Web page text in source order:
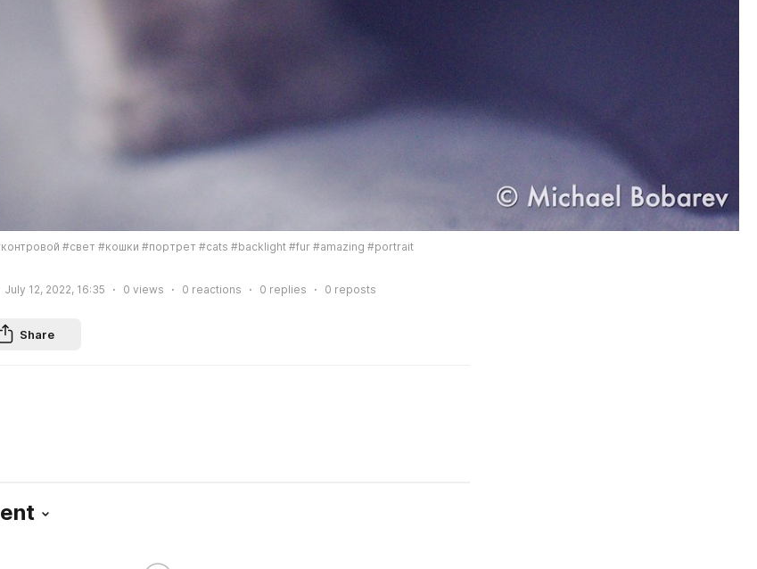
#свет #кошки #портрет #cats #backlight #fur #amazing #portrait
July 12, 2022, 16:35 0 views 0 reactions 0 replies 0 reposts
Share